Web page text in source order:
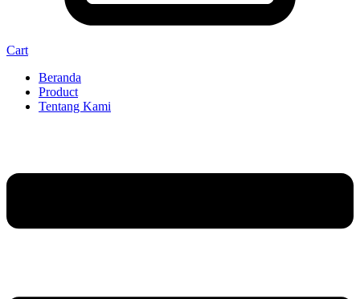
Cart
Beranda
Product
Tentang Kami